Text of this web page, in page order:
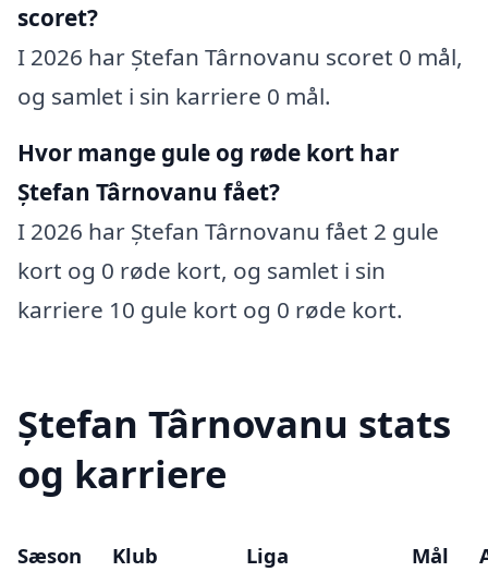
scoret?
I 2026 har Ștefan Târnovanu scoret 0 mål,
og samlet i sin karriere 0 mål.
Hvor mange gule og røde kort har
Ștefan Târnovanu fået?
I 2026 har Ștefan Târnovanu fået 2 gule
kort og 0 røde kort, og samlet i sin
karriere 10 gule kort og 0 røde kort.
Ștefan Târnovanu stats
og karriere
Sæson Klub Liga Mål